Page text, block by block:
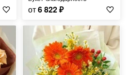
от6 822₽